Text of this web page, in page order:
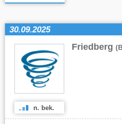
30.09.2025
Friedberg
n. bek.